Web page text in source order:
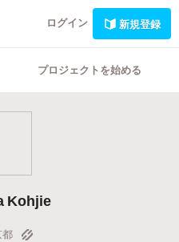
ログイン 新規登録
プロジェクトを始める
Kohjie